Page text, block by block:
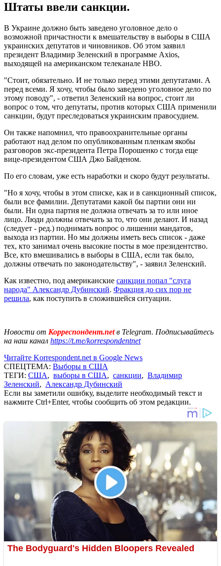
Штаты ввели санкции.
В Украине должно быть заведено уголовное дело о
возможной причастности к вмешательству в выборы в США
украинских депутатов и чиновников. Об этом заявил
президент Владимир Зеленский в программе Axios,
выходящей на американском телеканале HBO.
"Стоит, обязательно. И не только перед этими депутатами. А
перед всеми. Я хочу, чтобы было заведено уголовное дело по
этому поводу", - ответил Зеленский на вопрос, стоит ли
вопрос о том, что депутаты, против которых США применили
санкции, будут преследоваться украинским правосудием.
Он также напомнил, что правоохранительные органы
работают над делом по опубликованным пленкам якобы
разговоров экс-президента Петра Порошенко с тогда еще
вице-президентом США Джо Байденом.
По его словам, уже есть наработки и скоро будут результаты.
"Но я хочу, чтобы в этом списке, как и в санкционный список,
были все фамилии. Депутатами какой бы партии они ни
были. Ни одна партия не должна отвечать за то или иное
лицо. Люди должны отвечать за то, что они делают. И назад
(следует - ред.) поднимать вопрос о лишении мандатов,
выхода из партии. Но мы должны иметь весь список - даже
тех, кто занимал очень высокие посты в мое президентство.
Все, кто вмешивались в выборы в США, если так было,
должны отвечать по законодательству", - заявил Зеленский.
Как известно, под американские санкции попал "слуга
народа" Александр Дубинский. Фракция до сих пор не
решила, как поступить в сложившейся ситуации.
Новости от Корреспондент.netв Telegram. Подписывайтесь
на наш канал https://t.me/korrespondentnet
Читайте Korrespondent.net в Google News
СПЕЦТЕМА: Выборы в США
ТЕГИ: США, выборы в США, санкции, Владимир
Зеленский, Александр Дубинский
Если вы заметили ошибку, выделите необходимый текст и
нажмите Ctrl+Enter, чтобы сообщить об этом редакции.